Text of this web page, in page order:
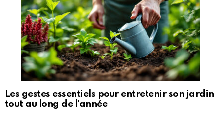
Les gestes essentiels pour entretenir son jardin
tout au long de l’année